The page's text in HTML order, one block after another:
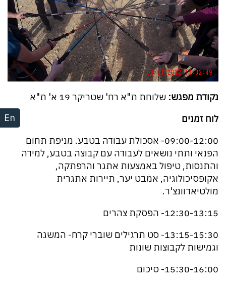
En
נקודת מפגש: שלוחת ת"א רח' שטריקר 19 א' ת"א
לוח זמנים
09:00-12:00- אסכולת עבודה בטבע. מניפת תחום
הפנאי ותתי נושאים לעבודה עם קבוצה בטבע, למידה
והתנסות, טיפול באמצעות אתגר והרפתקה,
אקופסיכולוגיה, אמבט יער, תיירות אתגרית
מולטיאדוונצ'ר.
12:30-13:15- הפסקת צהרים
13:15-15:30- סט תרגילים שוברי קרח- המשגה
וגמישות לקבוצות שונות
15:30-16:00- סיכום